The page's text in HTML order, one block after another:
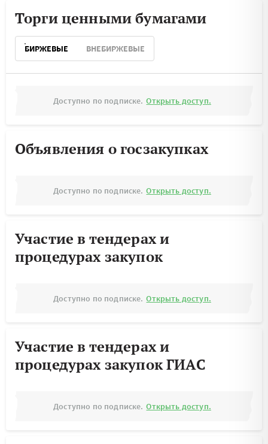
Торги ценными бумагами
БИРЖЕВЫЕ ВНЕБИРЖЕВЫЕ
Доступно по подписке. Открыть доступ.
Объявления о госзакупках
Доступно по подписке. Открыть доступ.
Участие в тендерах и
процедурах закупок
Доступно по подписке. Открыть доступ.
Участие в тендерах и
процедурах закупок ГИАС
Доступно по подписке. Открыть доступ.